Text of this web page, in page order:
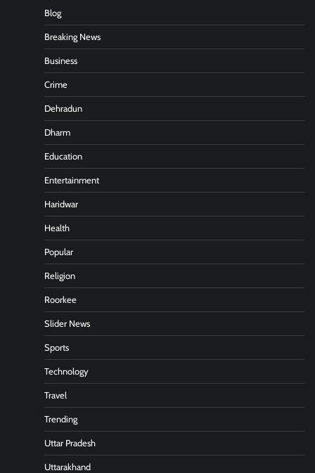
Blog
Breaking News
Business
Crime
Dehradun
Dharm
Education
Entertainment
Haridwar
Health
Popular
Religion
Roorkee
Slider News
Sports
Technology
Travel
Trending
Uttar Pradesh
Uttarakhand